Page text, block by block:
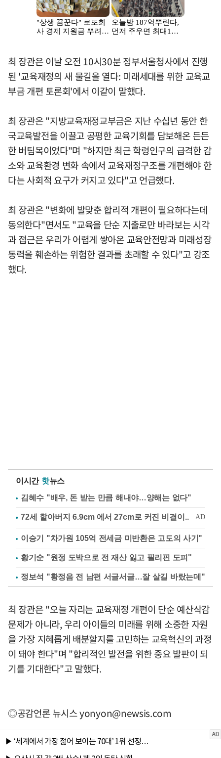
최 장관은 이날 오전 10시30분 정부서울청사에서 진행
된 '교육재정의 새 물길을 열다: 미래세대를 위한 교육교
부금 개편 토론회'에서 이같이 말했다.
최 장관은 "지방교육재정교부금은 지난 수십년 동안 한
국교육발전을 이끌고 공평한 교육기회를 담보해온 든든
한 버팀목이었다"며 "하지만 최근 학령인구의 급격한 감
소와 교육환경 변화 속에서 교육재정구조를 개편해야 한
다는 사회적 요구가 커지고 있다"고 언급했다.
최 장관은 "변화에 발맞춘 합리적 개편이 필요하다는데
동의한다"면서도 "교육을 단순 지출로만 바라보는 시각
과 접근은 우리가 어렵게 쌓아온 교육안전망과 미래성장
동력을 훼손하는 위험한 결과를 초래할 수 있다"고 강조
했다.
이시간 핫뉴스
김혜수 "배우, 돈 받는 만큼 해내야…양해는 없다"
이승기 "차가원 105억 전세금 미반환은 고도의 사기"
황기순 "원정 도박으로 전 재산 잃고 필리핀 도피"
정보석 "황정음 전 남편 서글서글…잘 살길 바랐는데"
최 장관은 "오늘 자리는 교육재정 개편이 단순 예산삭감
문제가 아니라, 우리 아이들의 미래를 위해 소중한 자원
을 가장 지혜롭게 배분할지를 고민하는 교육혁신의 과정
이 돼야 한다"며 "합리적인 발전을 위한 중요 발판이 되
기를 기대한다"고 말했다.
◎공감언론 뉴시스yonyon@newsis.com